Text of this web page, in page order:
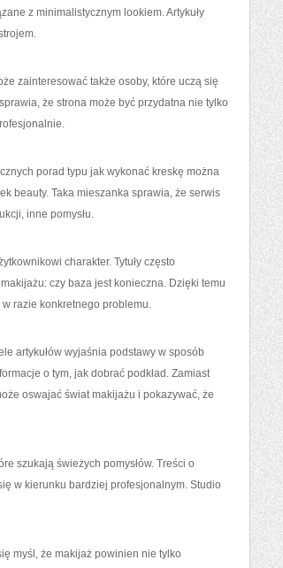
z minimalistycznym lookiem. Artykuły
zainteresować także osoby, które uczą się
że strona może być przydatna nie tylko
porad typu jak wykonać kreskę można
beauty. Taka mieszanka sprawia, że serwis
inne pomysłu.
charakter. Tytuły często
czy baza jest konieczna. Dzięki temu
razie konkretnego problemu.
artykułów wyjaśnia podstawy w sposób
o tym, jak dobrać podkład. Zamiast
oswajać świat makijażu i pokazywać, że
szukają świeżych pomysłów. Treści o
w kierunku bardziej profesjonalnym. Studio
myśl, że makijaż powinien nie tylko